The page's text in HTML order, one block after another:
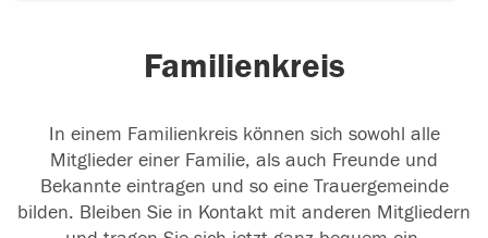
Familienkreis
In einem Familienkreis können sich sowohl alle
Mitglieder einer Familie, als auch Freunde und
Bekannte eintragen und so eine Trauergemeinde
bilden. Bleiben Sie in Kontakt mit anderen Mitgliedern